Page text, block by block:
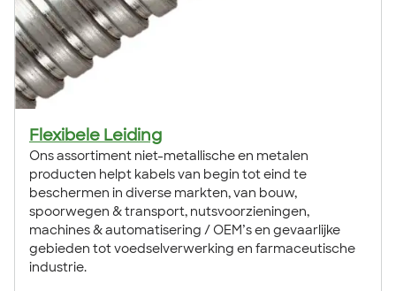
Flexibele Leiding
Ons assortiment niet-metallische en metalen
producten helpt kabels van begin tot eind te
beschermen in diverse markten, van bouw,
spoorwegen & transport, nutsvoorzieningen,
machines & automatisering / OEM’s en gevaarlijke
gebieden tot voedselverwerking en farmaceutische
industrie.